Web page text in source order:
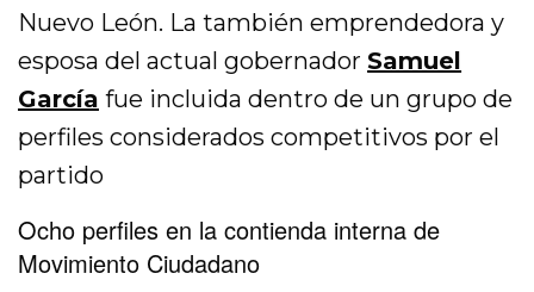
Nuevo León. La también emprendedora y
esposa del actual gobernadorSamuel
García fue incluida dentro de un grupo de
perfiles considerados competitivos por el
partido
Ocho perfiles en la contienda interna de
Movimiento Ciudadano